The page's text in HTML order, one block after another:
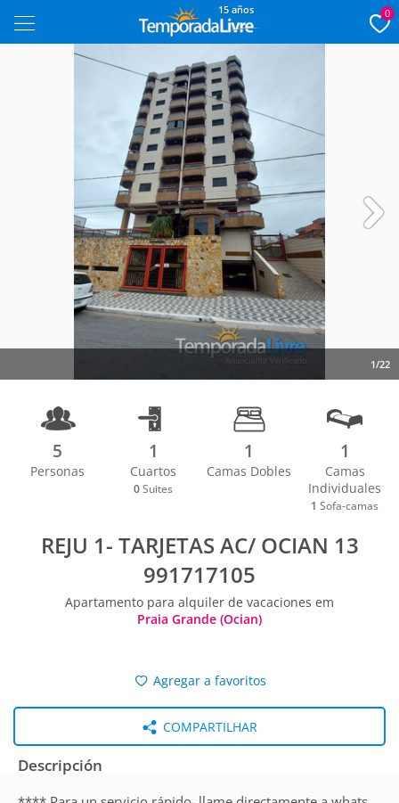
15 años 0
1/22
5
Personas
1
Cuartos
0 Suites
1
Camas Dobles
1
Camas
Individuales
1 Sofa-camas
REJU 1- TARJETAS AC/ OCIAN 13
991717105
Apartamento para alquiler de vacaciones em
Praia Grande (Ocian)
Agregar a favoritos
COMPARTILHAR
Descripción